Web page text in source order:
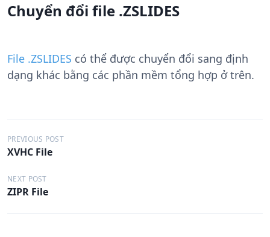
Chuyển đổi file .ZSLIDES
File .ZSLIDES có thể được chuyển đổi sang định
dạng khác bằng các phần mềm tổng hợp ở trên.
Đ
i
ề
u
h
PREVIOUS POST
XVHC File
NEXT POST
ZIPR File